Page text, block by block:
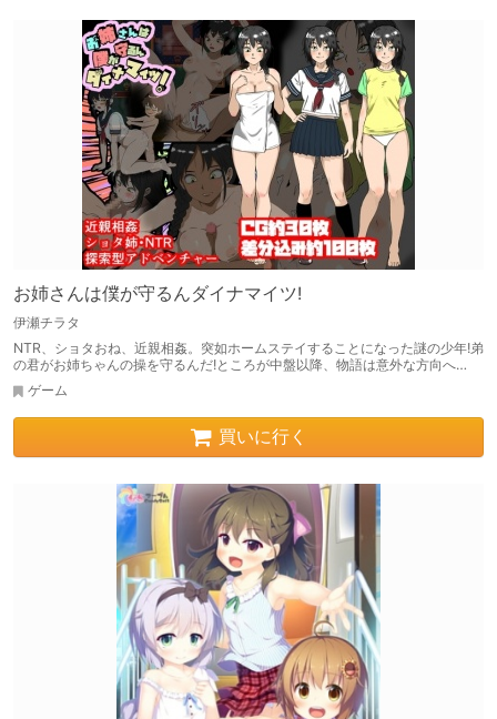
お姉さんは僕が守るんダイナマイツ!
伊瀬チラタ
NTR、ショタおね、近親相姦。突如ホームステイすることになった謎の少年!弟
の君がお姉ちゃんの操を守るんだ!ところが中盤以降、物語は意外な方向へ…
ゲーム
買いに行く